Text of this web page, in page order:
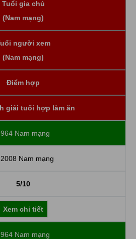
Tuổi gia chủ
(Nam mạng)
người xem
(Nam mạng)
Điểm hợp
giải tuổi hợp làm ăn
Nam mạng
2008 Nam mạng
5/10
Xem chi tiết
Nam mạng